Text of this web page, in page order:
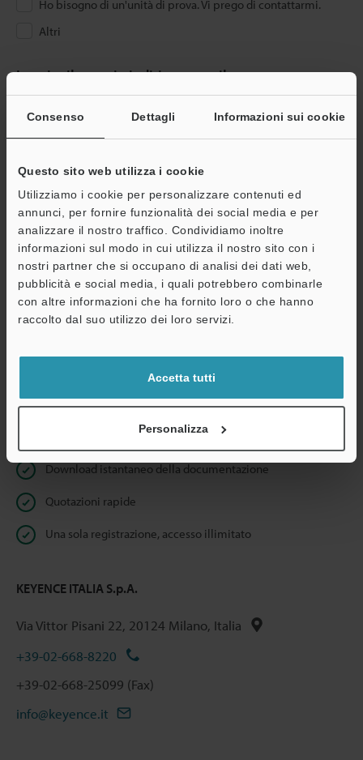
Consenso Dettagli Informazioni sui cookie
Questo sito web utilizza i cookie
Utilizziamo i cookie per personalizzare contenuti ed
annunci, per fornire funzionalità dei social media e per
analizzare il nostro traffico. Condividiamo inoltre
informazioni sul modo in cui utilizza il nostro sito con i
nostri partner che si occupano di analisi dei dati web,
pubblicità e social media, i quali potrebbero combinarle
con altre informazioni che ha fornito loro o che hanno
raccolto dal suo utilizzo dei loro servizi.
Accetta tutti
Personalizza
Ho bisogno di un'unità di prova. Vi prego di contattarmi.
Altri
Inserire il proprio indirizzo e-mail
Se ha già effettuato la registrazione, inserisca qui sotto il suo
indirizzo e-mail.
Se non è ancora registrato, inserisca il suo indirizzo email qui
Indirizzo e-mail(obbligatorio)
Continua
mai condivise.
Dichiarazione sulla privacy
Download istantaneo della documentazione
Quotazioni rapide
Una sola registrazione, accesso illimitato
KEYENCE ITALIA S.p.A.
Via Vittor Pisani 22, 20124 Milano, Italia
+39-02-668-8220
+39-02-668-25099 (Fax)
info@keyence.it